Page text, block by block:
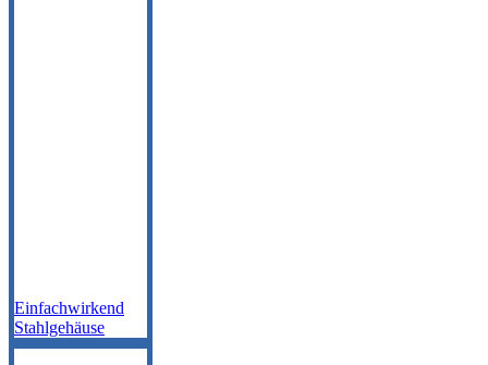
Einfachwirkend
Stahlgehäuse